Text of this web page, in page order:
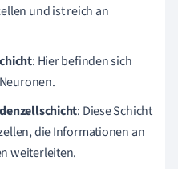
und ist reich an
: Hier befinden sich
: Diese Schicht
die Informationen an
weiterleiten.